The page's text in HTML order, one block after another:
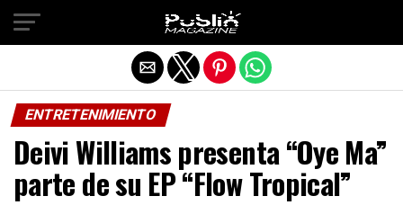
ENTRETENIMIENTO
Deivi Williams presenta “Oye Ma”
parte de su EP “Flow Tropical”
Salir de la versión móvil